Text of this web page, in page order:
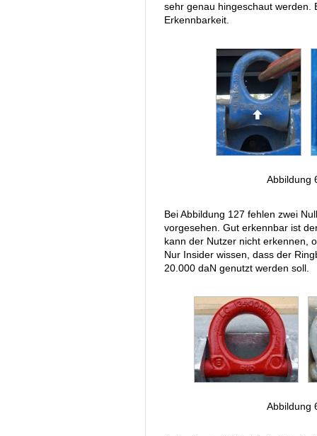
sehr genau hingeschaut werden.
Erkennbarkeit.
Abbildung
Bei Abbildung 127 fehlen zwei
vorgesehen. Gut erkennbar ist
kann der Nutzer nicht erkennen,
Nur Insider wissen, dass der
20.000 daN genutzt werden soll.
Abbildung